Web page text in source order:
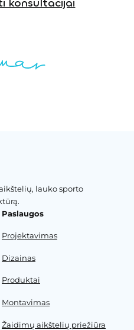
konsultacijai
lauko sporto
Paslaugos
Projektavimas
Dizainas
Produktai
Montavimas
Žaidimų aikštelių priežiūra